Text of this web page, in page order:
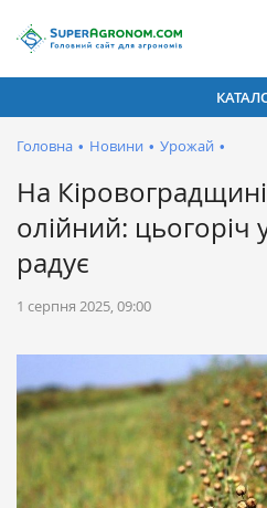
Головна • Новини • Урожай •
На
олійний: цьогоріч
радує
1 серпня 2025, 09:00